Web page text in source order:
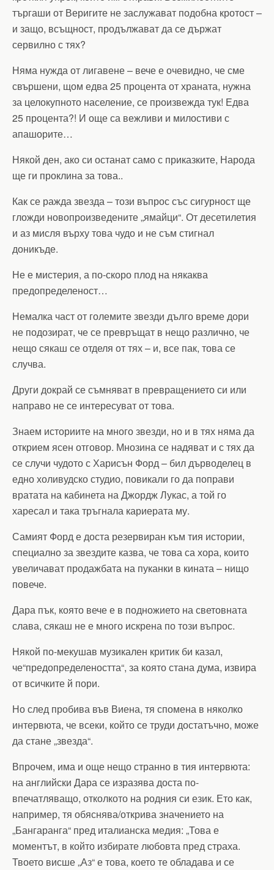
търгаши от Веригите не заслужават подобна кротост –
и защо, всъщност, продължават да се държат
сервилно с тях?
Няма нужда от лигавене – вече е очевидно, че сме
свършени, щом едва 25 процента от храната, нужна
за целокупното население, се произвежда тук! Едва
25 процента?! И още са вежливи и милостиви с
апашорите…
Някой ден, ако си останат само с приказките, Народа
ще ги проклина за това..
Как се ражда звезда – този въпрос със сигурност ще
гложди новопроизведените „ямайци“. От десетилетия
и аз мисля върху това чудо и не съм стигнал
доникъде.
Не е мистерия, а по-скоро плод на някаква
предопределеност…
Немалка част от големите звезди дълго време дори
не подозират, че се превръщат в нещо различно, че
нещо сякаш се отделя от тях – и, все пак, това се
случва.
Други докрай се съмняват в превращението си или
направо не се интересуват от това.
Знаем историите на много звезди, но и в тях няма да
открием ясен отговор. Мнозина се надяват и с тях да
се случи чудото с Харисън Форд – бил дърводелец в
едно холивудско студио, повикали го да поправи
вратата на кабинета на Джордж Лукас, а той го
харесал и така тръгнала кариерата му.
Самият Форд е доста резервиран към тия истории,
специално за звездите казва, че това са хора, които
увеличават продажбата на пуканки в кината – нищо
повече.
Дара пък, която вече е в подножието на световната
слава, сякаш не е много искрена по този въпрос.
Някой по-мекушав музикален критик би казал,
че“предопределеността“, за която стана дума, извира
от всичките й пори.
Но след пробива във Виена, тя спомена в няколко
интервюта, че всеки, който се труди достатъчно, може
да стане „звезда“.
Впрочем, има и още нещо странно в тия интервюта:
на английски Дара се изразява доста по-
впечатляващо, отколкото на родния си език. Ето как,
например, тя обяснява/открива значението на
„Бангаранга“ пред италианска медия: „Това е
моментът, в който избирате любовта пред страха.
Твоето висше „Аз“ е това, което те обладава и се